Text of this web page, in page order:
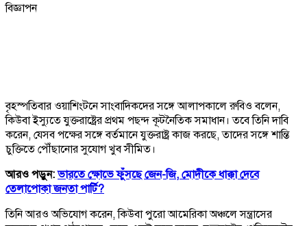
বিজ্ঞাপন
বৃহস্পতিবার ওয়াশিংটনে সাংবাদিকদের সঙ্গে আলাপকালে রুবিও বলেন,
কিউবা ইস্যুতে যুক্তরাষ্ট্রের প্রথম পছন্দ কূটনৈতিক সমাধান। তবে তিনি দাবি
করেন, যেসব পক্ষের সঙ্গে বর্তমানে যুক্তরাষ্ট্র কাজ করছে, তাদের সঙ্গে শান্তি
চুক্তিতে পৌঁছানোর সুযোগ খুব সীমিত।
আরও পড়ুন:ভারতে ক্ষোভে ফুঁসছে জেন-জি, মোদীকে ধাক্কা দেবে
তেলাপোকা জনতা পার্টি?
তিনি আরও অভিযোগ করেন, কিউবা পুরো আমেরিকা অঞ্চলে সন্ত্রাসের